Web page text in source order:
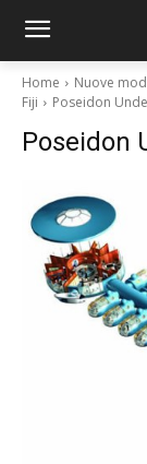
Home
Nuove
Fiji
Poseidon
Poseidon